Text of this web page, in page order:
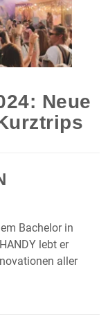
Neue
Bachelor in
lebt er
aller